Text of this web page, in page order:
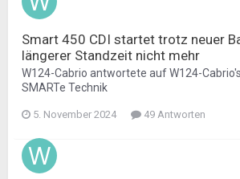
Smart 450 CDI startet trotz neuer
längerer Standzeit nicht mehr
W124-Cabrio antwortete aufW124-Cabrio
SMARTe Technik
5. November 2024 49 Antworten